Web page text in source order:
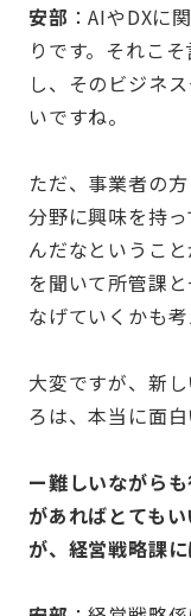
安部 ：AIやDXに
りです。それこ
し、そのビジネ
いですね。
ただ、事業者の
分野に興味を持
んだなというこ
を聞いて所管課
なげていくかも考
大変ですが、新
ろは、本当に面白
ー難しいながら
があればとても
が、経営戦略課